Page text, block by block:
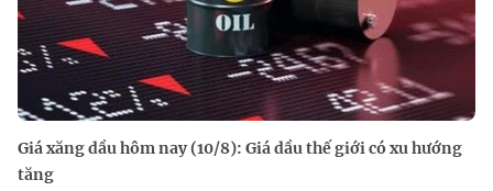
Giá xăng dầu hôm nay (10/8): Giá dầu thế giới có xu hướng
tăng